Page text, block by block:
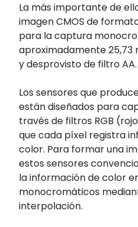
La más importante de
imagen CMOS de
para la captura
aproximadamente 25,73
y desprovisto de filtro AA.
Los sensores que
están diseñados para
través de filtros RGB
que cada píxel registra
color. Para formar una
estos sensores
la información de color
monocromáticos
interpolación.